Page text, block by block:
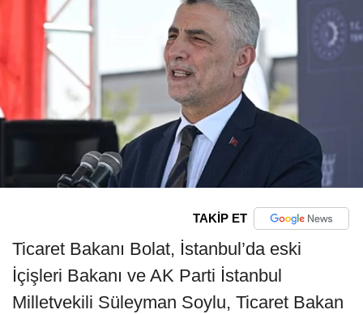
TAKİP ET
Ticaret Bakanı Bolat, İstanbul’da eski
İçişleri Bakanı ve AK Parti İstanbul
Milletvekili Süleyman Soylu, Ticaret Bakan